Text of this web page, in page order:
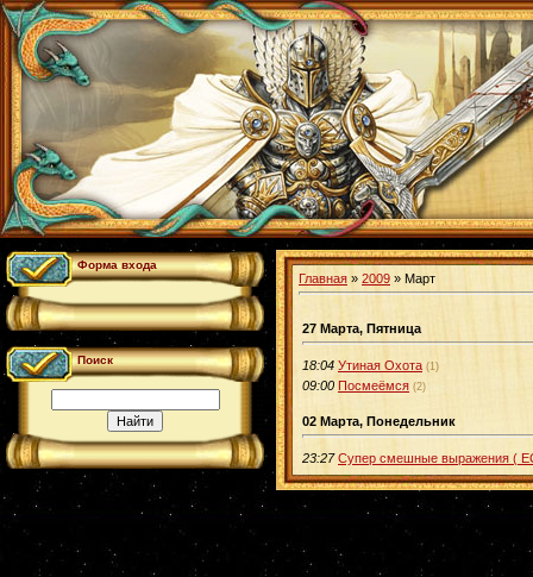
Форма входа
Поиск
Главная » 2009 » Март
27 Марта, Пятница
18:04 Утиная Охота (1)
09:00 Посмеёмся (2)
02 Марта, Понедельник
23:27 Супер смешные выражения (